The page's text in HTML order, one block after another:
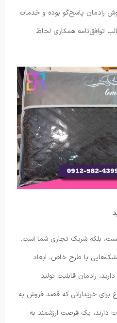
رادمان پاسخ‌گو بوده و خدمات
توافق‌نامه همکاری لحاظ
بلکه شریک تجاری شما است.
تشک‌هایی با طرح خاص، ابعاد
رادمان قابلیت تولید
برای خریدارانی که قصد فروش به
دارند، یک فرصت ارزشمند به